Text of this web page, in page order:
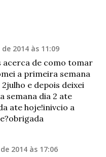
2014 às 11:09
acerca de como tomar
a primeira semana
e depois deixei
semana dia 2 ate
ate hoje!inivcio a
2014 às 17:06